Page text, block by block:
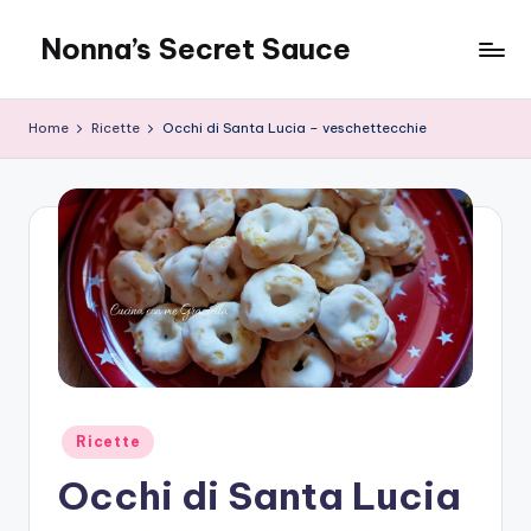
content
Nonna’s Secret Sauce
Home Ricette Occhi di Santa Lucia – veschettecchie
Posted
in
Ricette
Occhi di Santa Lucia